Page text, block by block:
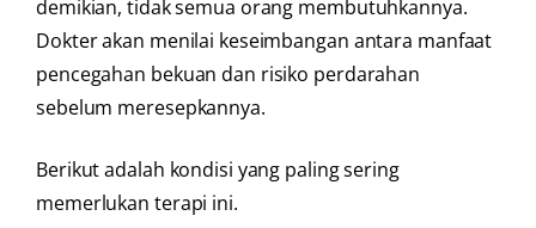
demikian, tidak semua orang membutuhkannya.
Dokter akan menilai keseimbangan antara manfaat
pencegahan bekuan dan risiko perdarahan
sebelum meresepkannya.
Berikut adalah kondisi yang paling sering
memerlukan terapi ini.